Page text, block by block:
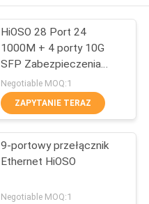
23
HiOSO 28 Port 24
1000M + 4 porty 10G
SFP Zabezpieczenia
Ethernet Przełącznik
przemysłowy
Przełącznik Ethernet
Negotiable MOQ:1
ZAPYTANIE TERAZ
9-portowy przełącznik
Ethernet HiOSO
Negotiable MOQ:1